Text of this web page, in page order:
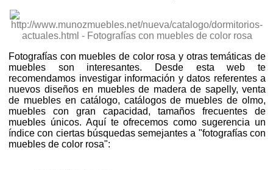
Fotografías con muebles de color rosa y otras temáticas de
muebles son interesantes. Desde esta web te
recomendamos investigar información y datos referentes a
nuevos diseños en muebles de madera de sapelly, venta
de muebles en catálogo, catálogos de muebles de olmo,
muebles con gran capacidad, tamaños frecuentes de
muebles únicos. Aquí te ofrecemos como sugerencia un
índice con ciertas búsquedas semejantes a "fotografías con
muebles de color rosa":